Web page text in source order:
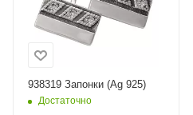
938319 Запонки (Ag 925)
Достаточно